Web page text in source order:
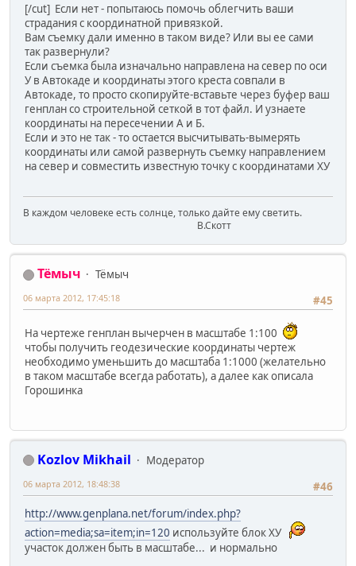
[/cut] Если нет - попытаюсь помочь облегчить ваши
страдания с координатной привязкой.
Вам съемку дали именно в таком виде? Или вы ее сами
так развернули?
Если съемка была изначально направлена на север по оси
У в Автокаде и координаты этого креста совпали в
Автокаде, то просто скопируйте-вставьте через буфер ваш
генплан со строительной сеткой в тот файл. И узнаете
координаты на пересечении А и Б.
Если и это не так - то остается высчитывать-вымерять
координаты или самой развернуть съемку направлением
на север и совместить известную точку с координатами ХУ
В каждом человеке есть солнце, только дайте ему светить.
В.Скотт
Тёмыч
Тёмыч
#45
06 марта 2012, 17:45:18
На чертеже генплан вычерчен в масштабе 1:100
чтобы получить геодезические координаты чертеж
необходимо уменьшить до масштаба 1:1000 (желательно
в таком масштабе всегда работать), а далее как описала
Горошинка
Kozlov Mikhail
Модератор
#46
06 марта 2012, 18:48:38
http://www.genplana.net/forum/index.php?
action=media;sa=item;in=120 используйте блок ХУ
участок должен быть в масштабе... и нормально